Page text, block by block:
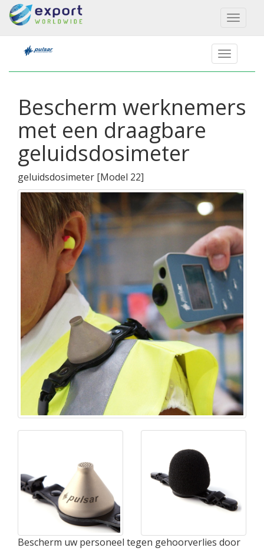
Toggle
Bescherm werknemers
met een draagbare
geluidsdosimeter
geluidsdosimeter [Model 22]
Bescherm uw personeel tegen gehoorverlies door